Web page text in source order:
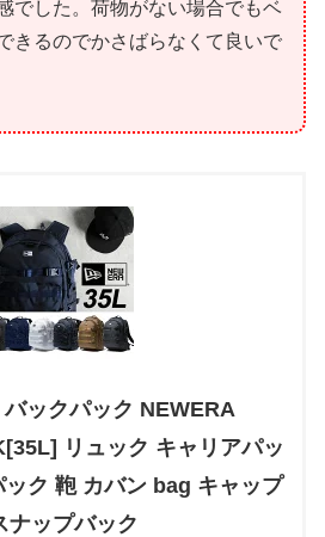
でした。荷物がない場合でもベ
きるのでかさばらなくて良いで
ックパック NEWERA
リュック キャリアパッ
ク 鞄 カバン bag キャップ
ナップバック